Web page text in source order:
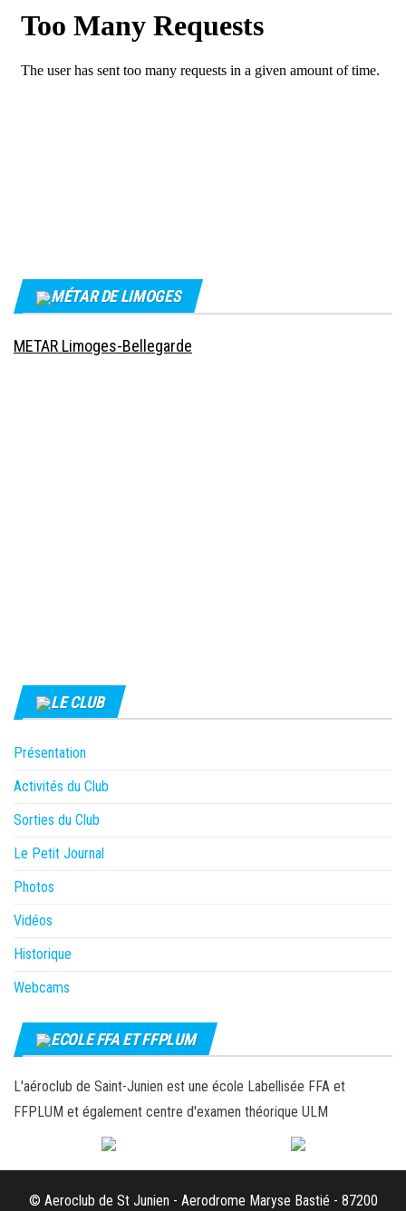
MÉTAR DE LIMOGES
METAR Limoges-Bellegarde
LE CLUB
Présentation
Activités du Club
Sorties du Club
Le Petit Journal
Photos
Vidéos
Historique
Webcams
ECOLE FFA ET FFPLUM
L'aéroclub de Saint-Junien est une école Labellisée FFA et
FFPLUM et également centre d'examen théorique ULM
© Aeroclub de St Junien - Aerodrome Maryse Bastié - 87200